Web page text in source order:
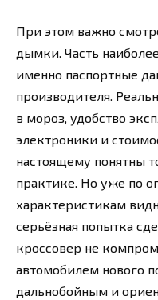
При этом важно
дымки. Часть
именно паспортные
производителя.
в мороз, удобство
электроники и
настоящему понятны
практике. Но уже по
характеристикам
серьёзная попытка
кроссовер не
автомобилем нового
дальнобойным и